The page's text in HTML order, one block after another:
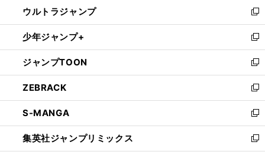
く
で
開
く
ド
ウ
で
開
く
ィ
ン
ド
ウ
で
開
く
い
ウ
ィ
ン
ド
ウ
で
開
く
ウルトラジャンプ
新
し
い
ウ
ィ
ン
ド
ウ
で
開
く
少年ジャンプ+
新
し
い
ウ
ィ
ン
ド
ウ
で
開
ジャンプTOON
新
し
い
ウ
ィ
ン
ド
ウ
ZEBRACK
新
し
い
ウ
ィ
ン
S-MANGA
新
し
い
ウ
集英社ジャンプリミックス
新